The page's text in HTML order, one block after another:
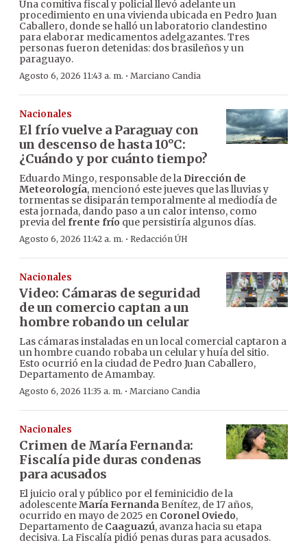
Una comitiva fiscal y policial llevó adelante un
procedimiento en una vivienda ubicada en Pedro Juan
Caballero, donde se halló un laboratorio clandestino
para elaborar medicamentos adelgazantes. Tres
personas fueron detenidas: dos brasileños y un
paraguayo.
Agosto 6, 2026 11:43 a. m. · Marciano Candia
Nacionales
El frío vuelve a Paraguay con
un descenso de hasta 10°C:
¿Cuándo y por cuánto tiempo?
Eduardo Mingo, responsable de la Dirección de
Meteorología, mencionó este jueves que las lluvias y
tormentas se disiparán temporalmente al mediodía de
esta jornada, dando paso a un calor intenso, como
previa delfrente frío que persistiría algunos días.
Agosto 6, 2026 11:42 a. m. · Redacción ÚH
Nacionales
Video: Cámaras de seguridad
de un comercio captan a un
hombre robando un celular
Las cámaras instaladas en un local comercial captaron a
un hombre cuando robaba un celular y huía del sitio.
Esto ocurrió en la ciudad de Pedro Juan Caballero,
Departamento de Amambay.
Agosto 6, 2026 11:35 a. m. · Marciano Candia
Nacionales
Crimen de María Fernanda:
Fiscalía pide duras condenas
para acusados
El juicio oral y público por el feminicidio de la
adolescenteMaría FernandaBenítez, de 17 años,
ocurrido en mayo de 2025 en Coronel Oviedo,
Departamento de Caaguazú, avanza hacia su etapa
decisiva. La Fiscalía pidió penas duras para acusados.